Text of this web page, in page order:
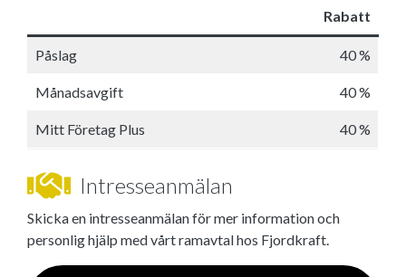
Rabatt
Påslag 40 %
Månadsavgift 40 %
Mitt Företag Plus 40 %
Intresseanmälan
Skicka en intresseanmälan för mer information och
personlig hjälp med vårt ramavtal hos Fjordkraft.